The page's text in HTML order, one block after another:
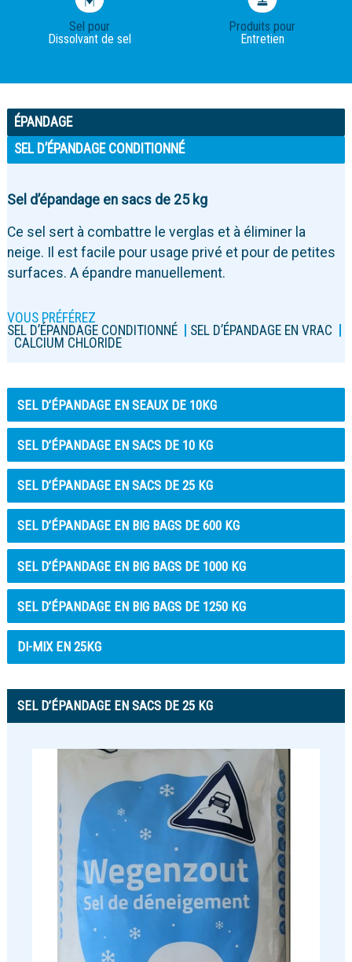
Sel pour
Dissolvant de sel
Produits pour
Entretien
ÉPANDAGE
SEL D’ÉPANDAGE CONDITIONNÉ
Sel d’épandage en sacs de 25 kg
Ce sel sert à combattre le verglas et à éliminer la
neige. Il est facile pour usage privé et pour de petites
surfaces. A épandre manuellement.
VOUS PRÉFÉREZ
SEL D’ÉPANDAGE CONDITIONNÉ
SEL D’ÉPANDAGE EN VRAC
CALCIUM CHLORIDE
SEL D’ÉPANDAGE EN SEAUX DE 10KG
SEL D’ÉPANDAGE EN SACS DE 10 KG
SEL D’ÉPANDAGE EN SACS DE 25 KG
SEL D’ÉPANDAGE EN BIG BAGS DE 600 KG
SEL D’ÉPANDAGE EN BIG BAGS DE 1000 KG
SEL D’ÉPANDAGE EN BIG BAGS DE 1250 KG
DI-MIX EN 25KG
SEL D’ÉPANDAGE EN SACS DE 25 KG